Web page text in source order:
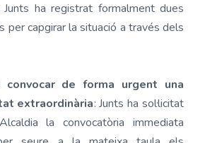
ha registrat formalment dues
per capgirar la situació a través dels
convocar de forma urgent una
extraordinària: Junts ha sol·licitat
la convocatòria immediata